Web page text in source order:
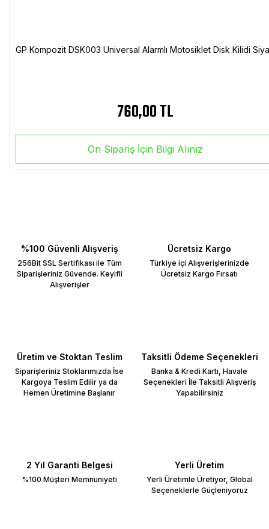
GP Kompozit DSK003 Universal Alarmlı Motosiklet Disk Kilidi
760,00 TL
Ön Sipariş İçin Bilgi Alınız
%100 Güvenli Alışveriş
256Bit SSL Sertifikası ile Tüm
Siparişleriniz Güvende. Keyifli
Alışverişler
Ücretsiz Kargo
Türkiye içi Alışverişlerinizde
Ücretsiz Kargo Fırsatı
Üretim ve Stoktan Teslim
Siparişleriniz Stoklarımızda İse
Kargoya Teslim Edilir ya da
Hemen Üretimine Başlanır
Taksitli Ödeme Seçenekleri
Banka & Kredi Kartı, Havale
Seçenekleri İle Taksitli Alışveriş
Yapabilirsiniz
2 Yıl Garanti Belgesi
%100 Müşteri Memnuniyeti
Yerli Üretim
Yerli Üretimle Üretiyor, Global
Seçeneklerle Güçleniyoruz